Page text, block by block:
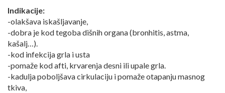
Indikacije:
-olakšava iskašljavanje,
-dobra je kod tegoba dišnih organa (bronhitis, astma,
kašalj…).
-kod infekcija grla i usta
-pomaže kod afti, krvarenja desni ili upale grla.
-kadulja poboljšava cirkulaciju i pomaže otapanju masnog
tkiva,